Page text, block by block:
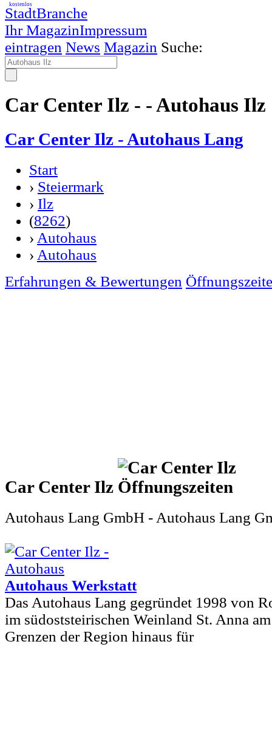
StadtBranche
Ihr MagazinImpressum
kostenlos
eintragen News Magazin Suche:
Car Center Ilz - - Autohaus Ilz
Car Center Ilz - Autohaus Lang
Start
› Steiermark
› Ilz
(8262)
› Autohaus
› Autohaus
Erfahrungen & Bewertungen
Car Center Ilz
Autohaus Lang GmbH - Autohaus Lang
Autohaus Werkstatt
Das Autohaus Lang gegründet 1998 von
im südoststeirischen Weinland St. Anna
Grenzen der Region hinaus für